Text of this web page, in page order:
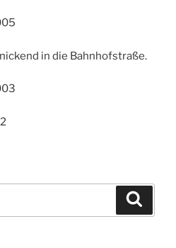
in die Bahnhofstraße.